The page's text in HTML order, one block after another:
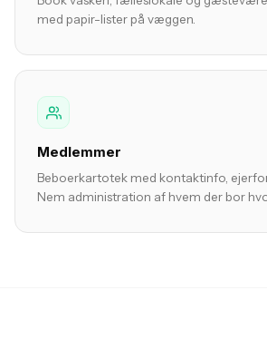
med papir-lister på væggen.
Medlemmer
Beboerkartotek med kontaktinfo,
Nem administration af hvem der bor